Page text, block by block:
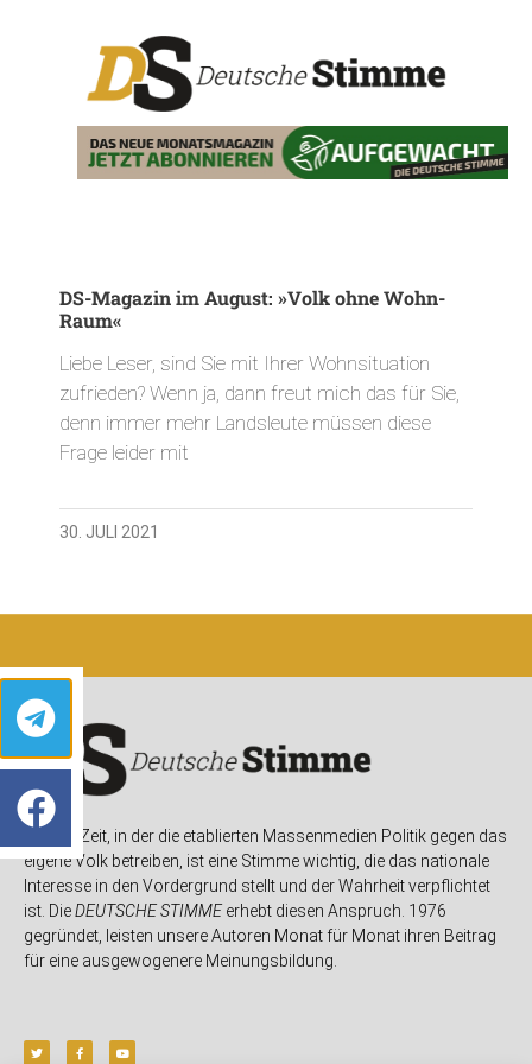
DS-Magazin im August: »Volk ohne Wohn-
Raum«
Liebe Leser, sind Sie mit Ihrer Wohnsituation
zufrieden? Wenn ja, dann freut mich das für Sie,
denn immer mehr Landsleute müssen diese
Frage leider mit
30. JULI 2021
In einer Zeit, in der die etablierten Massenmedien Politik gegen das
eigene Volk betreiben, ist eine Stimme wichtig, die das nationale
Interesse in den Vordergrund stellt und der Wahrheit verpflichtet
ist. DieDEUTSCHE STIMMEerhebt diesen Anspruch. 1976
gegründet, leisten unsere Autoren Monat für Monat ihren Beitrag
für eine ausgewogenere Meinungsbildung.